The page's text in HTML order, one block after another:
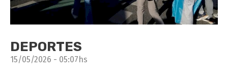
DEPORTES
15/05/2026 - 05:07hs